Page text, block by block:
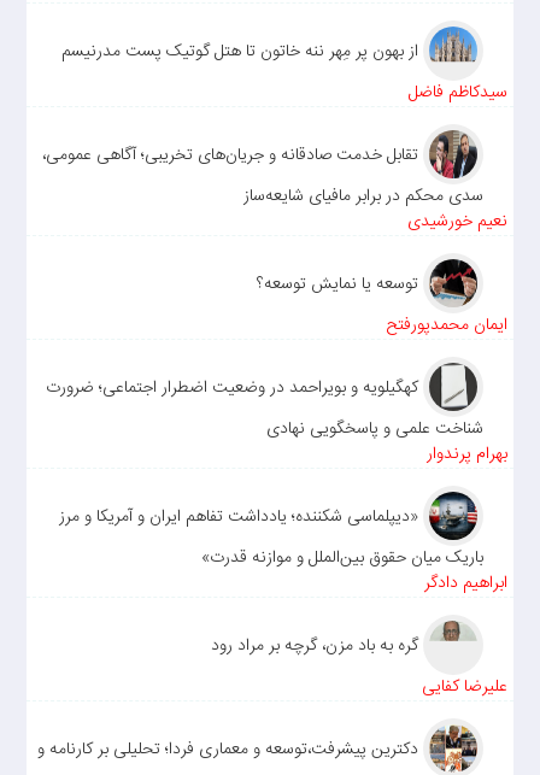
از بهون پر مِهر ننه خاتون تا هتل گوتیک پست مدرنیسم
سیدکاظم فاضل
تقابل خدمت صادقانه و جریان‌های تخریبی؛ آگاهی عمومی،
سدی محکم در برابر مافیای شایعه‌ساز
نعیم خورشیدی
توسعه یا نمایش توسعه؟
ایمان محمدپورفتح
کهگیلویه و بویراحمد در وضعیت اضطرار اجتماعی؛ ضرورت
شناخت علمی و پاسخگویی نهادی
بهرام پرندوار
«دیپلماسی شکننده؛ یادداشت تفاهم ایران و آمریکا و مرز
باریک میان حقوق بین‌الملل و موازنه قدرت»
ابراهیم دادگر
گره به باد مزن، گرچه بر مراد رود
علیرضا کفایی
دکترین پیشرفت،توسعه و معماری فردا؛ تحلیلی بر کارنامه و